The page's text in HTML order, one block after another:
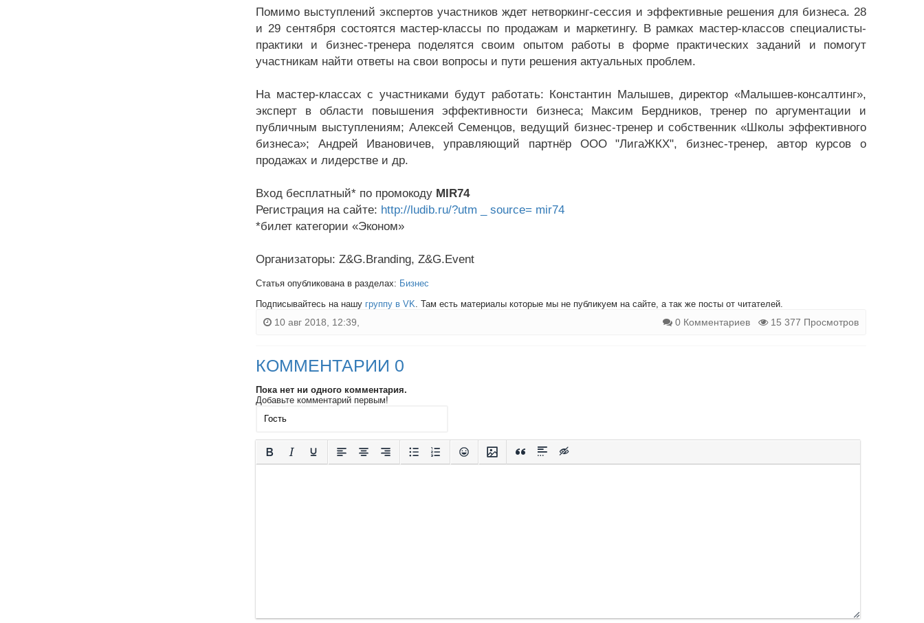
Помимо выступлений экспертов участников ждет нетворкинг-сессия и эффективные решения для бизнеса. 28
и 29 сентября состоятся мастер-классы по продажам и маркетингу. В рамках мастер-классов специалисты-
практики и бизнес-тренера поделятся своим опытом работы в форме практических заданий и помогут
участникам найти ответы на свои вопросы и пути решения актуальных проблем.
На мастер-классах с участниками будут работать: Константин Малышев, директор «Малышев-консалтинг»,
эксперт в области повышения эффективности бизнеса; Максим Бердников, тренер по аргументации и
публичным выступлениям; Алексей Семенцов, ведущий бизнес-тренер и собственник «Школы эффективного
бизнеса»; Андрей Ивановичев, управляющий партнёр ООО "ЛигаЖКХ", бизнес-тренер, автор курсов о
продажах и лидерстве и др.
Вход бесплатный* по промокоду MIR74
Регистрация на сайте: http://ludib.ru/?utm _ source= mir74
*билет категории «Эконом»
Организаторы: Z&G.Branding, Z&G.Event
Статья опубликована в разделах: Бизнес
Подписывайтесь на нашу группу в VK . Там есть материалы которые мы не публикуем на сайте, а так же посты от читателей.
10 авг 2018, 12:39, 0 Комментариев 15 377 Просмотров
КОММЕНТАРИИ 0
Пока нет ни одного комментария.
Добавьте комментарий первым!